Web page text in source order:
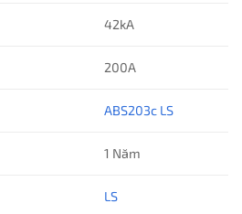
42kA
200A
ABS203c LS
1 Năm
LS